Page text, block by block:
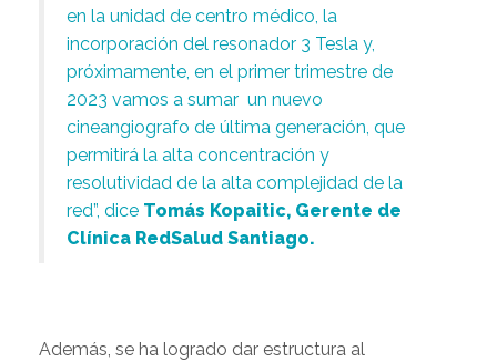
en la unidad de centro médico, la
incorporación del resonador 3 Tesla y,
próximamente, en el primer trimestre de
2023 vamos a sumar un nuevo
cineangiografo de última generación, que
permitirá la alta concentración y
resolutividad de la alta complejidad de la
red”, dice Tomás Kopaitic, Gerente de
Clínica RedSalud Santiago.
Además, se ha logrado dar estructura al